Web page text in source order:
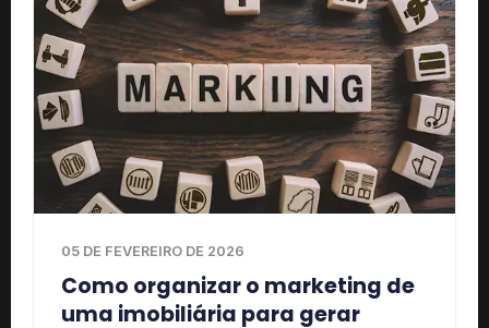
05 DE FEVEREIRO DE 2026
Como organizar o marketing de
uma imobiliária para gerar